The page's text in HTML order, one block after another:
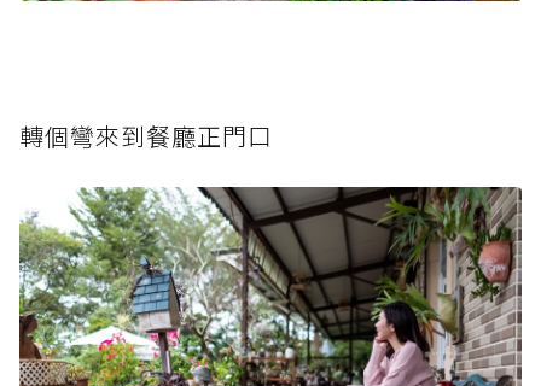
轉個彎來到餐廳正門口